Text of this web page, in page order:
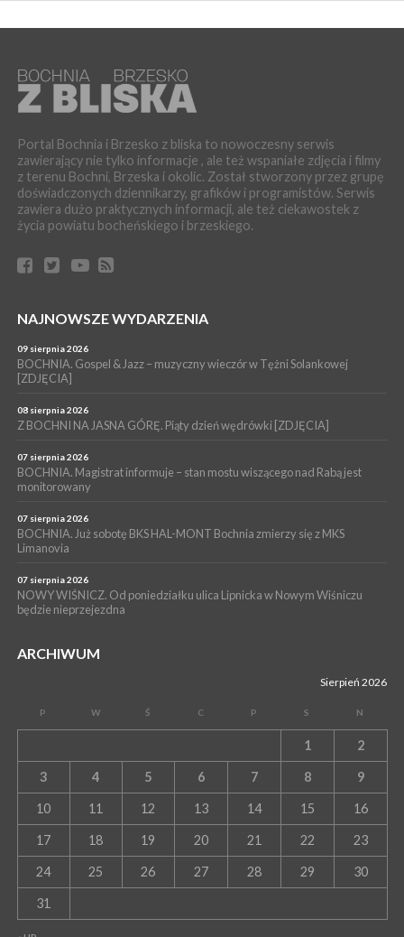
samochodem osobowym
WYDARZENIA
Wakacyjnej Akademii Muzealnej
WYDARZENIA
06 sierpnia 2026
LIPNICA MUROWANA. Oddaj krew, pomóż potrzebującym!
06 sierpnia 2026
BOCHNIA. W niedzielę Muzyczna Altana, a w niej Orkiestra Dęta
WYDARZENIA
BRZESKO. Lepsze warunki dla strażaków z OSP Okocim!
WYDARZENIA
BORZĘCIN. Już w najbliższy weekend XIX Borzęckie Święto
Grzyba: Zenek Martyniuk i Justyna Steczkowska
Portal Bochnia i Brzesko z bliska to nowoczesny serwis
zawierający nie tylko informacje , ale też wspaniałe zdjęcia i filmy
z terenu Bochni, Brzeska i okolic. Został stworzony przez grupę
doświadczonych dziennikarzy, grafików i programistów. Serwis
zawiera dużo praktycznych informacji, ale też ciekawostek z
życia powiatu bocheńskiego i brzeskiego.
NAJNOWSZE WYDARZENIA
09 sierpnia 2026
BOCHNIA. Gospel & Jazz – muzyczny wieczór w Tężni Solankowej
[ZDJĘCIA]
08 sierpnia 2026
Z BOCHNI NA JASNA GÓRĘ. Piąty dzień wędrówki [ZDJĘCIA]
07 sierpnia 2026
BOCHNIA. Magistrat informuje – stan mostu wiszącego nad Rabą jest
monitorowany
07 sierpnia 2026
BOCHNIA. Już sobotę BKS HAL-MONT Bochnia zmierzy się z MKS
Limanovia
07 sierpnia 2026
NOWY WIŚNICZ. Od poniedziałku ulica Lipnicka w Nowym Wiśniczu
będzie nieprzejezdna
ARCHIWUM
Sierpień 2026
P W Ś C P S N
1 2
3 4 5 6 7 8 9
10 11 12 13 14 15 16
17 18 19 20 21 22 23
24 25 26 27 28 29 30
31